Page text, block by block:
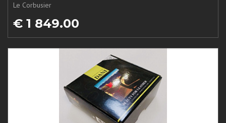
Le Corbusier
€ 1 849.00